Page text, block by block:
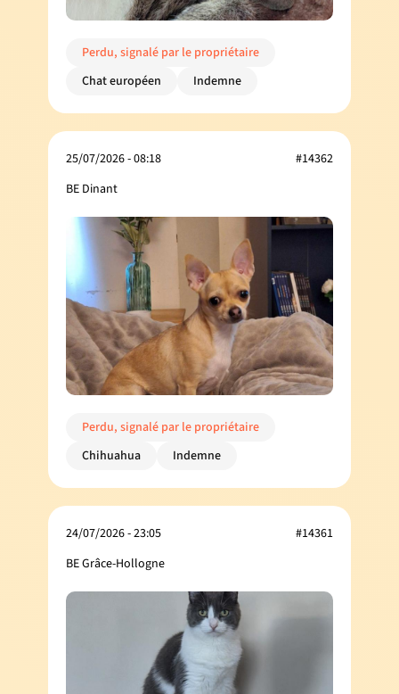
Perdu, signalé par le propriétaire
Chat européen
Indemne
25/07/2026 - 08:18
BE Dinant
#14362
Perdu, signalé par le propriétaire
Chihuahua
Indemne
24/07/2026 - 23:05
BE Grâce-Hollogne
#14361